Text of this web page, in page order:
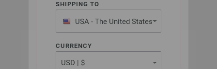
SHIPPING TO
USA - The United States
of America
CURRENCY